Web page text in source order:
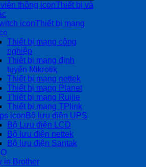
Thiết bị và
Thiết bị mạng
Thiết bị mạng công
nghiệp
Thiêt bị mạng định
tuyến Mikrotik
Thiết bị mạng nettek
Thiết bị mạng Planet
Thiết bị mạng Ruijie
Thiết bị mạng TPlink
Bộ lưu điện UPS
Bộ Lưu điện LCD
Bộ lưu điện nettek
Bộ lưu điện Santak
in Brother